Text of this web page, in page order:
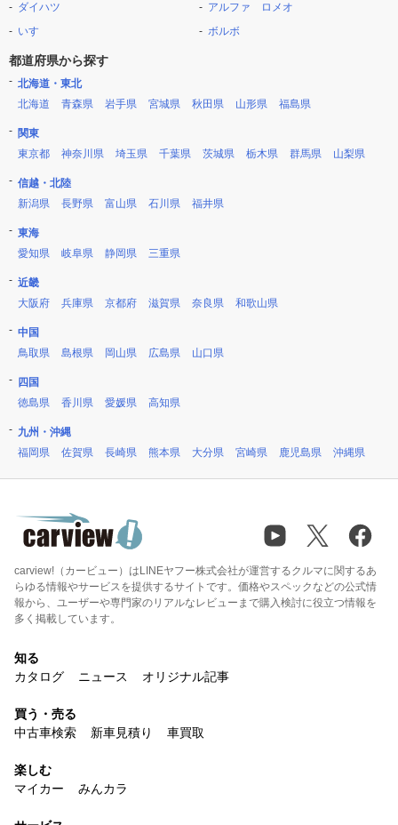
ダイハツ
いすゞ
アルファ ロメオ
ボルボ
都道府県から探す
北海道・東北
北海道
青森県 岩手県 宮城県 秋田県 山形県 福島県
関東
東京都
神奈川県 埼玉県 千葉県 茨城県 栃木県 群馬県 山梨県
信越・北陸
新潟県
長野県 富山県 石川県 福井県
東海
愛知県
岐阜県 静岡県 三重県
近畿
大阪府
兵庫県 京都府 滋賀県 奈良県 和歌山県
中国
鳥取県
島根県 岡山県 広島県 山口県
四国
徳島県
香川県 愛媛県 高知県
九州・沖縄
福岡県
佐賀県 長崎県 熊本県 大分県 宮崎県 鹿児島県 沖縄県
carview!（カービュー）はLINEヤフー株式会社が運営するクルマに関するあ
らゆる情報やサービスを提供するサイトです。価格やスペックなどの公式情
報から、ユーザーや専門家のリアルなレビューまで購入検討に役立つ情報を
多く掲載しています。
知る
カタログ
ニュース オリジナル記事
買う・売る
中古車検索
新車見積り 車買取
楽しむ
マイカー
みんカラ